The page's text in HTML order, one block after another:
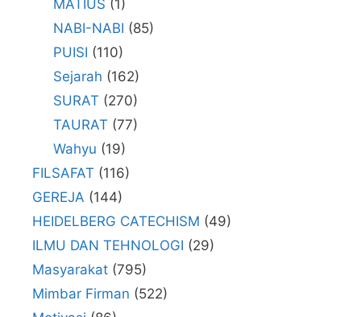
MATIUS (1)
NABI-NABI (85)
PUISI (110)
Sejarah (162)
SURAT (270)
TAURAT (77)
Wahyu (19)
FILSAFAT (116)
GEREJA (144)
HEIDELBERG CATECHISM (49)
ILMU DAN TEHNOLOGI (29)
Masyarakat (795)
Mimbar Firman (522)